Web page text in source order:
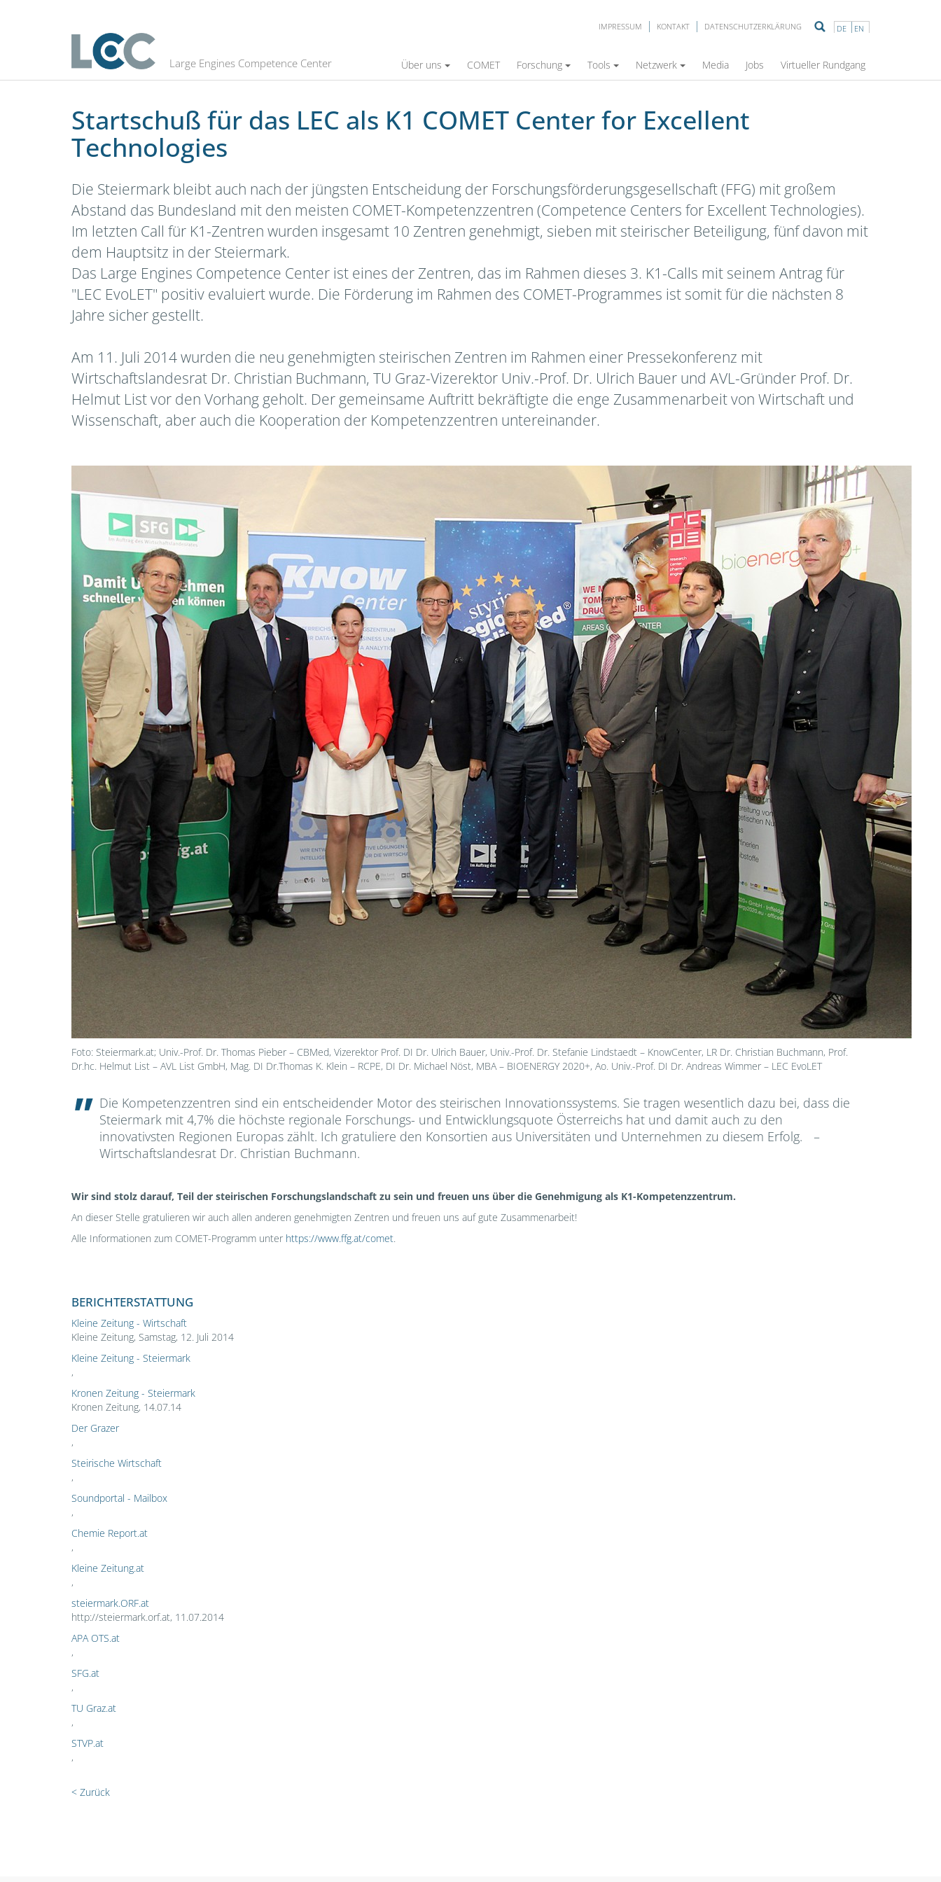
DE EN
IMPRESSUM KONTAKT DATENSCHUTZERKLÄRUNG
Large Engines Competence Center Über uns COMET Forschung Tools Netzwerk Media Jobs Virtueller Rundgang
Startschuß für das LEC als K1 COMET Center for Excellent Technologies
Startschuß für das LEC als K1 COMET Center for Excellent
Technologies
Die Steiermark bleibt auch nach der jüngsten Entscheidung der Forschungsförderungsgesellschaft (FFG) mit großem
Abstand das Bundesland mit den meisten COMET-Kompetenzzentren (Competence Centers for Excellent Technologies).
Im letzten Call für K1-Zentren wurden insgesamt 10 Zentren genehmigt, sieben mit steirischer Beteiligung, fünf davon mit
dem Hauptsitz in der Steiermark.
Das Large Engines Competence Center ist eines der Zentren, das im Rahmen dieses 3. K1-Calls mit seinem Antrag für
"LEC EvoLET" positiv evaluiert wurde. Die Förderung im Rahmen des COMET-Programmes ist somit für die nächsten 8
Jahre sicher gestellt.
Am 11. Juli 2014 wurden die neu genehmigten steirischen Zentren im Rahmen einer Pressekonferenz mit
Wirtschaftslandesrat Dr. Christian Buchmann, TU Graz-Vizerektor Univ.-Prof. Dr. Ulrich Bauer und AVL-Gründer Prof. Dr.
Helmut List vor den Vorhang geholt. Der gemeinsame Auftritt bekräftigte die enge Zusammenarbeit von Wirtschaft und
Wissenschaft, aber auch die Kooperation der Kompetenzzentren untereinander.
Foto: Steiermark.at; Univ.-Prof. Dr. Thomas Pieber – CBMed, Vizerektor Prof. DI Dr. Ulrich Bauer, Univ.-Prof. Dr. Stefanie Lindstaedt – KnowCenter, LR Dr. Christian Buchmann, Prof.
Dr.hc. Helmut List – AVL List GmbH, Mag. DI Dr.Thomas K. Klein – RCPE, DI Dr. Michael Nöst, MBA – BIOENERGY 2020+, Ao. Univ.-Prof. DI Dr. Andreas Wimmer – LEC EvoLET
Die Kompetenzzentren sind ein entscheidender Motor des steirischen Innovationssystems. Sie tragen wesentlich dazu bei, dass die
Steiermark mit 4,7% die höchste regionale Forschungs- und Entwicklungsquote Österreichs hat und damit auch zu den
innovativsten Regionen Europas zählt. Ich gratuliere den Konsortien aus Universitäten und Unternehmen zu diesem Erfolg. –
Wirtschaftslandesrat Dr. Christian Buchmann.
Wir sind stolz darauf, Teil der steirischen Forschungslandschaft zu sein und freuen uns über die Genehmigung als K1-Kompetenzzentrum.
An dieser Stelle gratulieren wir auch allen anderen genehmigten Zentren und freuen uns auf gute Zusammenarbeit!
Alle Informationen zum COMET-Programm unter https://www.ffg.at/comet.
BERICHTERSTATTUNG
Kleine Zeitung - Wirtschaft
Kleine Zeitung, Samstag, 12. Juli 2014
Kleine Zeitung - Steiermark
,
Kronen Zeitung - Steiermark
Kronen Zeitung, 14.07.14
Der Grazer
,
Steirische Wirtschaft
,
Soundportal - Mailbox
,
Chemie Report.at
,
Kleine Zeitung.at
,
steiermark.ORF.at
http://steiermark.orf.at, 11.07.2014
APA OTS.at
,
SFG.at
,
TU Graz.at
,
STVP.at
,
< Zurück